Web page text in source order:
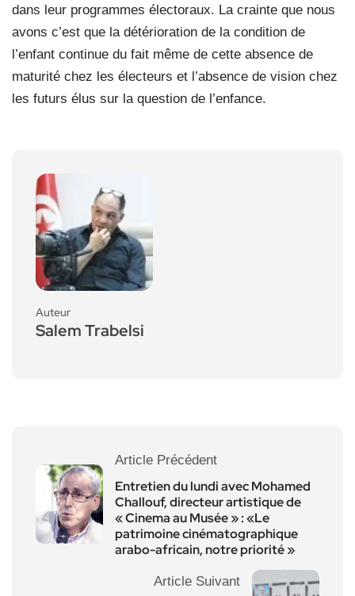
dans leur programmes électoraux. La crainte que nous
avons c’est que la détérioration de la condition de
l’enfant continue du fait même de cette absence de
maturité chez les électeurs et l’absence de vision chez
les futurs élus sur la question de l’enfance.
Auteur
Salem Trabelsi
Article Précédent
Entretien du lundi avec Mohamed
Challouf, directeur artistique de
« Cinema au Musée » : «Le
patrimoine cinématographique
arabo-africain, notre priorité »
Article Suivant